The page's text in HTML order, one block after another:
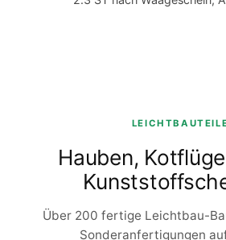
Hauben,
Über 200 fertige Leichtbau-
Sonderanfertigungen